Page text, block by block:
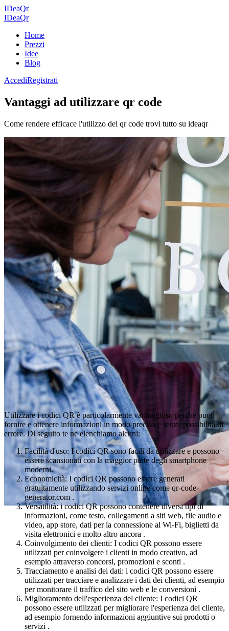
IDeaQr
IDeaQr
Home
Prezzi
Idee
Blog
AccediRegistrati
Vantaggi ad utilizzare qr code
Come rendere efficace l'utilizzo del qr code trovi tutto su ideaqr
Utilizzare i codici QR è particolarmente vantaggioso perché puoi
fornire e ottenere informazioni in modo preciso e senza possibilità di
errore. Di seguito te ne elenchiamo alcuni:
Facilità d'uso: I codici QR sono facili da utilizzare e possono
essere scansionati con la maggior parte degli smartphone
moderni.
Economicità: I codici QR possono essere generati
gratuitamente utilizzando servizi online come qr-code-
generator.com .
Versatilità: i codici QR possono contenere diversi tipi di
informazioni, come testo, collegamenti a siti web, file audio e
video, app store, dati per la connessione al Wi-Fi, biglietti da
visita elettronici e molto altro ancora .
Coinvolgimento dei clienti: I codici QR possono essere
utilizzati per coinvolgere i clienti in modo creativo, ad
esempio attraverso concorsi, promozioni e sconti .
Tracciamento e analisi dei dati: i codici QR possono essere
utilizzati per tracciare e analizzare i dati dei clienti, ad esempio
per monitorare il traffico del sito web e le conversioni .
Miglioramento dell'esperienza del cliente: I codici QR
possono essere utilizzati per migliorare l'esperienza del cliente,
ad esempio fornendo informazioni aggiuntive sui prodotti o
servizi .